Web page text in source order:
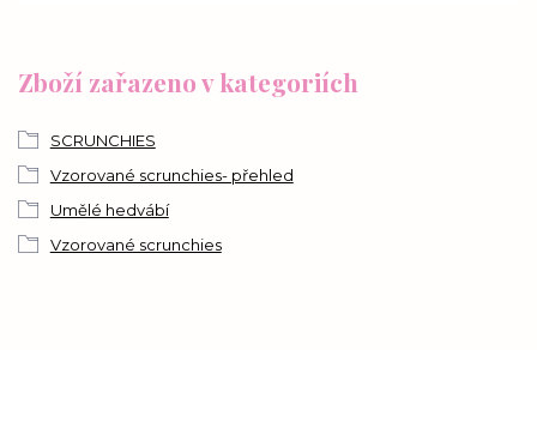
Zboží zařazeno v kategoriích
SCRUNCHIES
Vzorované scrunchies- přehled
Umělé hedvábí
Vzorované scrunchies